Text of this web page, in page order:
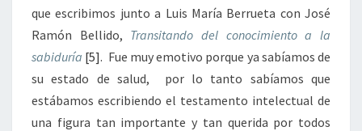
que escribimos junto a Luis María Berrueta con José
Ramón Bellido, Transitando del conocimiento a la
sabiduría [5]. Fue muy emotivo porque ya sabíamos de
su estado de salud, por lo tanto sabíamos que
estábamos escribiendo el testamento intelectual de
una figura tan importante y tan querida por todos